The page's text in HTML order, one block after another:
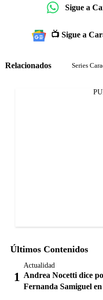
Sigue a
📺 Sigue a
Relacionados Series
Últimos Contenidos
Actualidad
Andrea Nocetti dice
Fernanda Samiguel